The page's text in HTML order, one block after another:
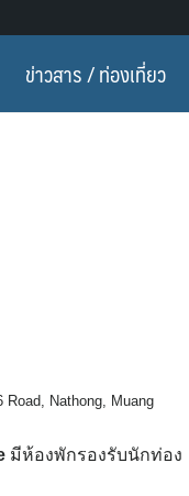
ข่าวสาร / ท่องเที่ยว
Nathong, Muang
มีห้องพักรองรับนักท่อง